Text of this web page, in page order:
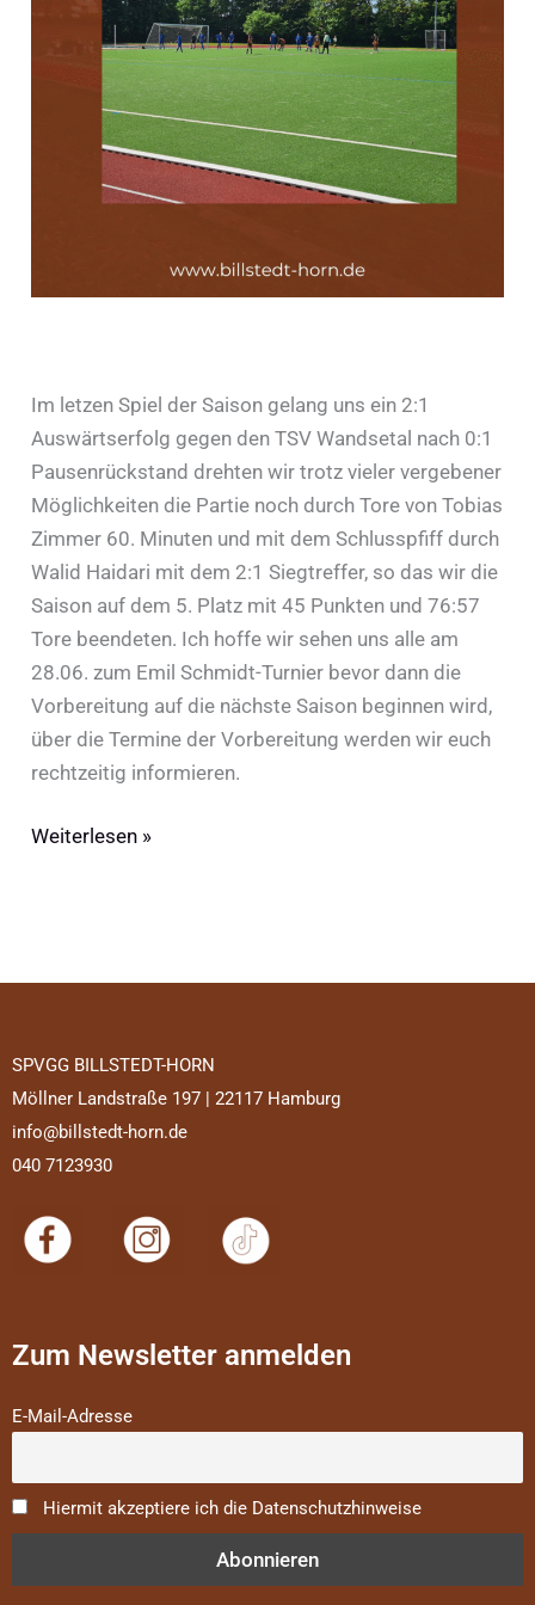
Im letzen Spiel der Saison gelang uns ein 2:1
Auswärtserfolg gegen den TSV Wandsetal nach 0:1
Pausenrückstand drehten wir trotz vieler vergebener
Möglichkeiten die Partie noch durch Tore von Tobias
Zimmer 60. Minuten und mit dem Schlusspfiff durch
Walid Haidari mit dem 2:1 Siegtreffer, so das wir die
Saison auf dem 5. Platz mit 45 Punkten und 76:57
Tore beendeten. Ich hoffe wir sehen uns alle am
28.06. zum Emil Schmidt-Turnier bevor dann die
Vorbereitung auf die nächste Saison beginnen wird,
über die Termine der Vorbereitung werden wir euch
rechtzeitig informieren.
Weiterlesen »
SPVGG BILLSTEDT-HORN
Möllner Landstraße 197 | 22117 Hamburg
info@billstedt-horn.de
040 7123930
Zum Newsletter anmelden
E-Mail-Adresse
Hiermit akzeptiere ich die Datenschutzhinweise